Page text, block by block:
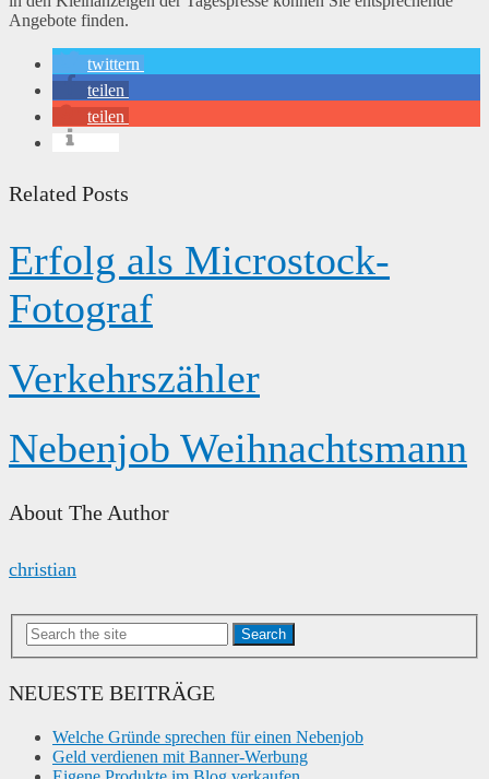
Angebote finden.
twittern
teilen
teilen
Related Posts
Erfolg als Microstock-
Fotograf
Verkehrszähler
Nebenjob Weihnachtsmann
About The Author
christian
Search
NEUESTE BEITRÄGE
Welche Gründe sprechen für einen Nebenjob
Geld verdienen mit Banner-Werbung